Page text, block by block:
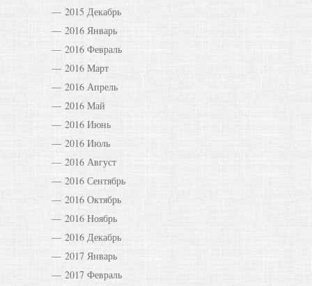
2015 Декабрь
2016 Январь
2016 Февраль
2016 Март
2016 Апрель
2016 Май
2016 Июнь
2016 Июль
2016 Август
2016 Сентябрь
2016 Октябрь
2016 Ноябрь
2016 Декабрь
2017 Январь
2017 Февраль